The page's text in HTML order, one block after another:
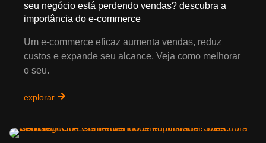
seu negócio está perdendo vendas? descubra a
importância do e-commerce
Um e-commerce eficaz aumenta vendas, reduz
custos e expande seu alcance. Veja como melhorar
o seu.
explorar